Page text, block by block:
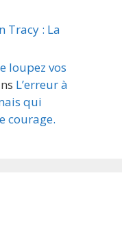
Tracy : La
loupez vos
L’erreur à
qui
courage.